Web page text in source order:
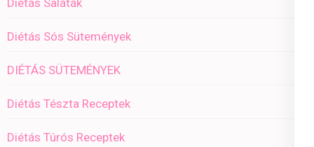
Diétás Sós Sütemények
DIÉTÁS SÜTEMÉNYEK
Diétás Tészta Receptek
Diétás Túrós Receptek